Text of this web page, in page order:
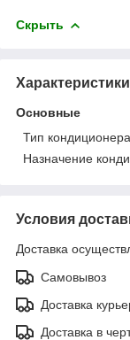
Скрыть
Характеристики
Основные
Тип кондиционера
Назначение
Условия
Доставка
Самовывоз
Доставка
Доставка в